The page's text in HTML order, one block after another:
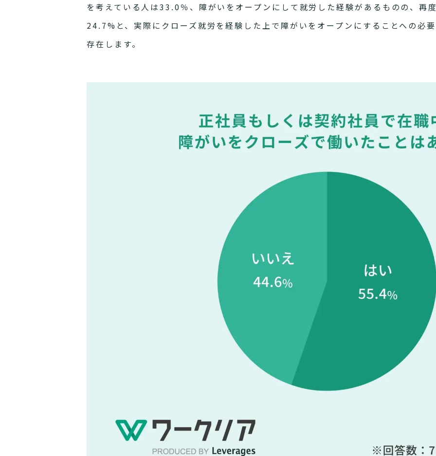
を考えている人は33.0％、障がいをオープンにして就労した経験があるものの、再
24.7%と、実際にクローズ就労を経験した上で障がいをオープンにすることへの必
存在します。